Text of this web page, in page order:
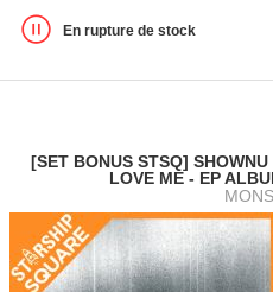
En rupture de stock
[SET BONUS STSQ]
LOVE ME - EP